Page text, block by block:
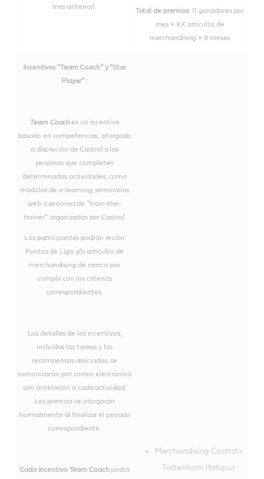
mes anterior).
Total de premios: 11 ganadores por
mes × XX artículos de
merchandising × 9 meses
Incentivos “Team Coach” y “Star
Player” :
Team Coach es un incentivo
basado en competencias, otorgado
a discreción de Castrol a las
personas que completen
determinadas actividades, como
módulos de e-learning, seminarios
web o sesiones de “train-the-
trainer” organizadas por Castrol.
Los participantes podrán recibir
Puntos de Liga y/o artículos de
merchandising de marca por
cumplir con los criterios
correspondientes.
Los detalles de los incentivos,
incluidas las tareas y las
recompensas asociadas, se
comunicarán por correo electrónico
con antelación a cada actividad.
Los premios se otorgarán
normalmente al finalizar el período
correspondiente.
Cada incentivo Team Coach podrá
Merchandising Castrol x
Tottenham Hotspur